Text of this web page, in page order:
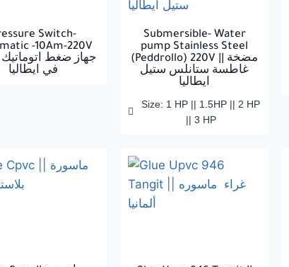
Switch-
-10Am-220V
في ايطاليا
Submersible- Water
pump Stainless Steel
(Peddrollo) 220V || مضخة
غاطسة ستانلس ستيل
ايطاليا
Size: 1 HP || 1.5HP || 2 HP
|| 3 HP